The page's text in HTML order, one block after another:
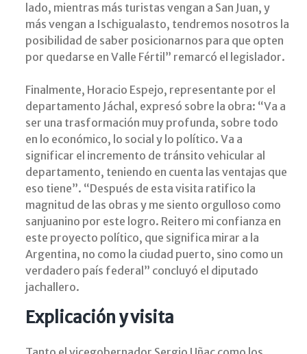
lado, mientras más turistas vengan a San Juan, y
más vengan a Ischigualasto, tendremos nosotros la
posibilidad de saber posicionarnos para que opten
por quedarse en Valle Fértil” remarcó el legislador.
Finalmente, Horacio Espejo, representante por el
departamento Jáchal, expresó sobre la obra: “Va a
ser una trasformación muy profunda, sobre todo
en lo económico, lo social y lo político. Va a
significar el incremento de tránsito vehicular al
departamento, teniendo en cuenta las ventajas que
eso tiene”. “Después de esta visita ratifico la
magnitud de las obras y me siento orgulloso como
sanjuanino por este logro. Reitero mi confianza en
este proyecto político, que significa mirar a la
Argentina, no como la ciudad puerto, sino como un
verdadero país federal” concluyó el diputado
jachallero.
Explicación y visita